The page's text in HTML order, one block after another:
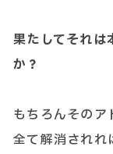
果たしてそれは
か？
もちろんその
全て解消されれ